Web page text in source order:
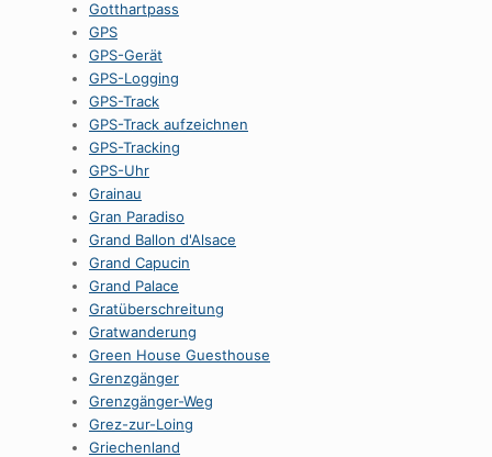
Gotthartpass
GPS
GPS-Gerät
GPS-Logging
GPS-Track
GPS-Track aufzeichnen
GPS-Tracking
GPS-Uhr
Grainau
Gran Paradiso
Grand Ballon d'Alsace
Grand Capucin
Grand Palace
Gratüberschreitung
Gratwanderung
Green House Guesthouse
Grenzgänger
Grenzgänger-Weg
Grez-zur-Loing
Griechenland